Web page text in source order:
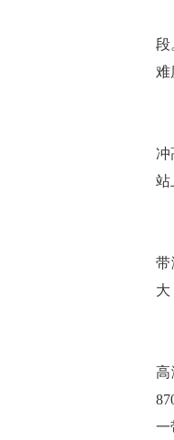
段
难
冲
站
带
大
高
一